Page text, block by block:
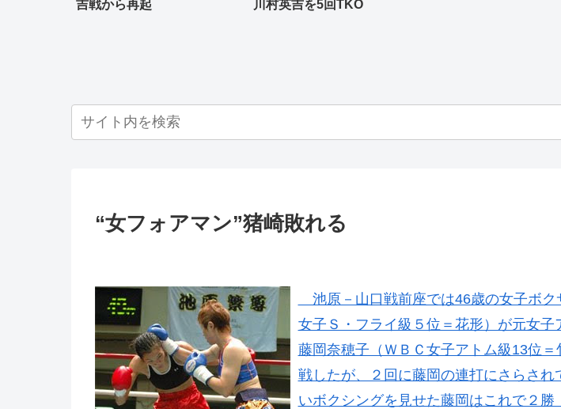
吉戦から再起
川村英吉を5回TKO
“女フォアマン”猪崎敗れる
池原－山口戦前座では46歳の女子ボク
女子Ｓ・フライ級５位＝花形）が元女子
藤岡奈穂子（ＷＢＣ女子アトム級13位
戦したが、２回に藤岡の連打にさらされ
いボクシングを見せた藤岡はこれで２勝